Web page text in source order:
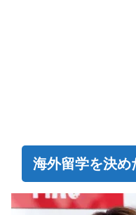
海外留学を決め